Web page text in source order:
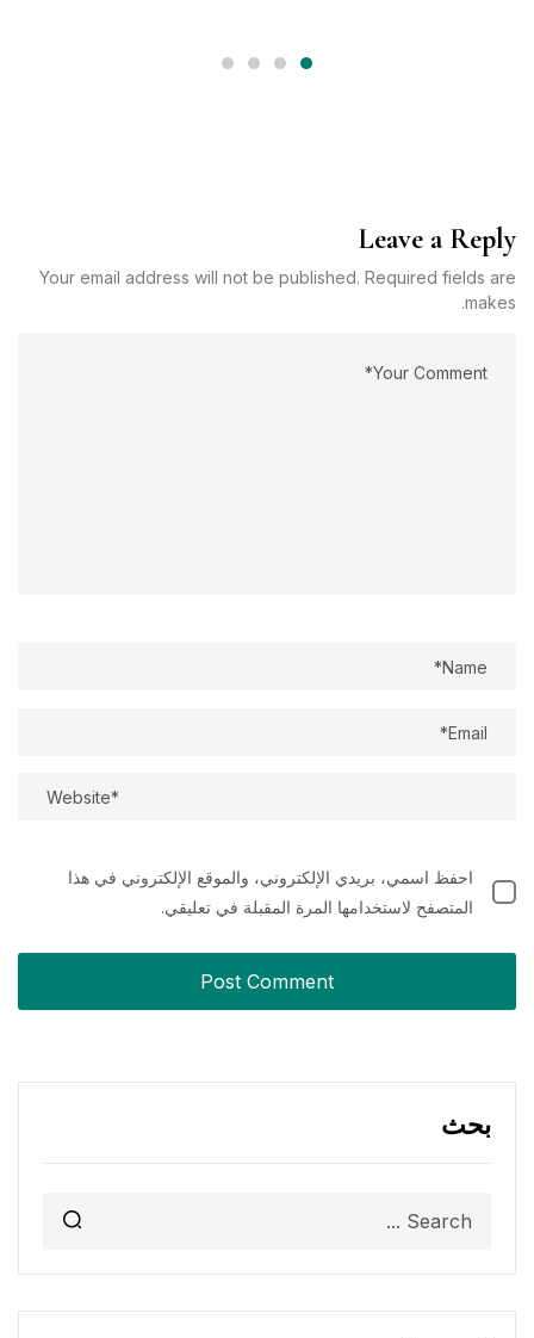
بحث
Leave a Reply
Your email address will not be published. Required fields are
makes.
احفظ اسمي، بريدي الإلكتروني، والموقع الإلكتروني في هذا
المتصفح لاستخدامها المرة المقبلة في تعليقي.